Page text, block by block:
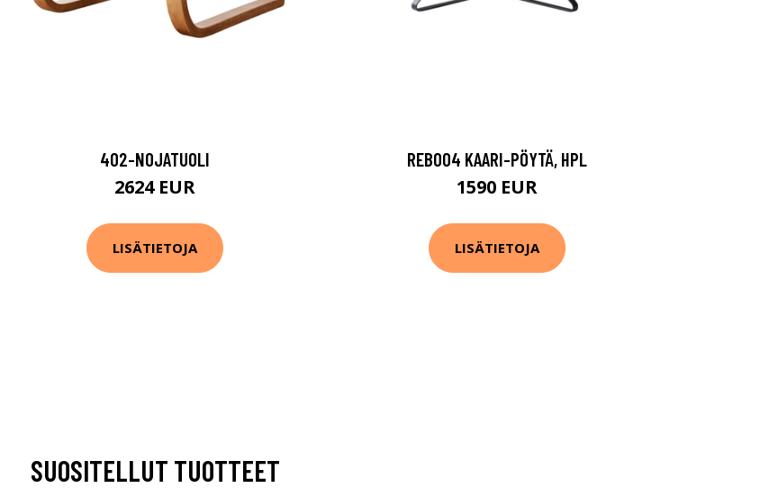
402-NOJATUOLI
2624 EUR
LISÄTIETOJA
REB004 KAARI-PÖYTÄ, HPL
1590 EUR
LISÄTIETOJA
SUOSITELLUT TUOTTEET